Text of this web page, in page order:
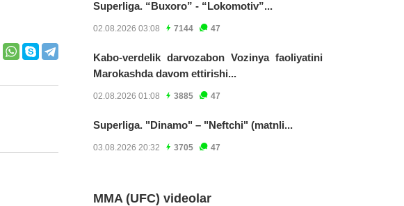
Superliga. “Buxoro” - “Lokomotiv”...
02.08.2026 03:08 7144 47
Kabo-verdelik darvozabon Vozinya faoliyatini
Marokashda davom ettirishi...
02.08.2026 01:08 3885 47
Superliga. "Dinamo" – "Neftchi" (matnli...
03.08.2026 20:32 3705 47
MMA (UFC) videolar